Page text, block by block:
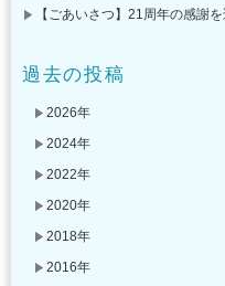
【ごあいさつ】21周年の感謝
過去の投稿
2026年
2024年
2022年
2020年
2018年
2016年